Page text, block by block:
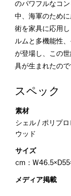
のパワフルなコ
中、海軍のため
術を家具に応用
ルムと多機能性
が登場し、この
具が生まれたので
スペック
素材
シェル / ポリプ
ウッド
サイズ
cm：
メディア掲載